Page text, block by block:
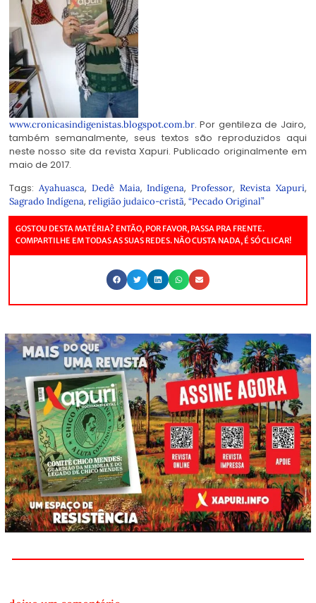
www.cronicasindigenistas.blogspot.com.br. Por gentileza de Jairo,
também semanalmente, seus textos são reproduzidos aqui
neste nosso site da revista Xapuri. Publicado originalmente em
maio de 2017.
Tags: Ayahuasca, Dedê Maia,Indígena,Professor,Revista Xapuri,
Sagrado Indígena, religião judaico-cristã, “Pecado Original”
GOSTOU DESTA MATÉRIA? ENTÃO, POR FAVOR, PASSA PRA FRENTE.
COMPARTILHE EM TODAS AS SUAS REDES. NÃO CUSTA NADA, É SÓ CLICAR!